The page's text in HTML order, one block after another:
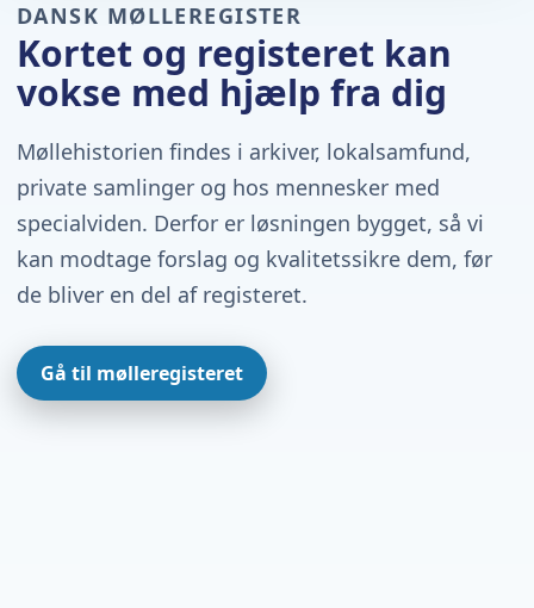
DANSK MØLLEREGISTER
Kortet og registeret kan
vokse med hjælp fra dig
Møllehistorien findes i arkiver, lokalsamfund,
private samlinger og hos mennesker med
specialviden. Derfor er løsningen bygget, så vi
kan modtage forslag og kvalitetssikre dem, før
de bliver en del af registeret.
Gå til mølleregisteret